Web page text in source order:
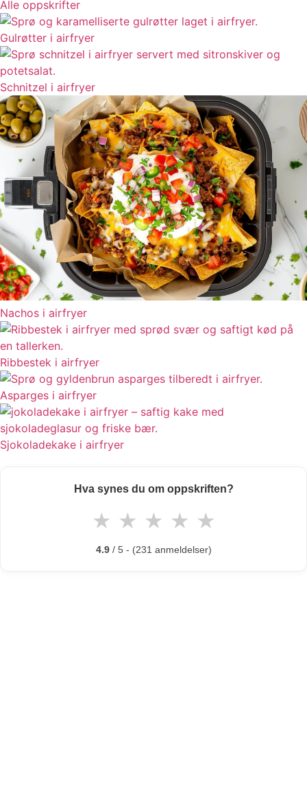
Alle oppskrifter
Gulrøtter i airfryer
Schnitzel i airfryer
Nachos i airfryer
Ribbestek i airfryer
Asparges i airfryer
Sjokoladekake i airfryer
Hva synes du om oppskriften?
★ ★ ★ ★ ★
4.9/ 5 - (231 anmeldelser)